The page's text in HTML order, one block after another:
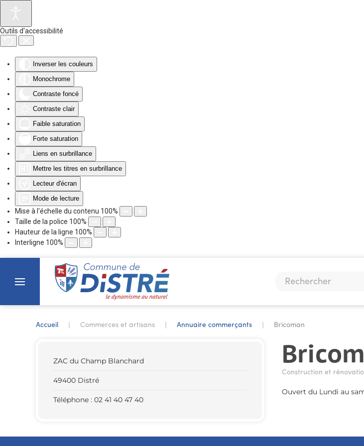
Outils d'accessibilité
Inverser les couleurs
Monochrome
Contraste foncé
Contraste clair
Faible saturation
Forte saturation
Liens en surbrillance
Mettre les titres en surbrillance
Lecteur d'écran
Mode de lecture
Mise à l'échelle du contenu 100%
Taille de la police 100%
Hauteur de la ligne 100%
Interligne 100%
Accéder au contenu principal
Accueil Commerces et artisans Annuaire commerçants Bricoman
ZAC du Champ Blanchard
49400 Distré
Téléphone : 02 41 40 47 40
Construction et
Ouvert du Lundi au